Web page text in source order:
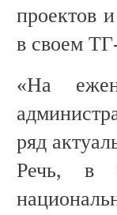
проектов
в своем
«На
ряд
Речь, в